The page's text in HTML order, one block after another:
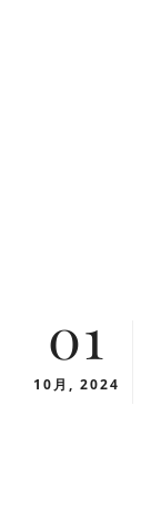
01
10月, 2024